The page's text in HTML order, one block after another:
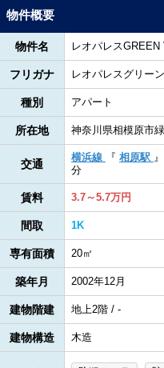
物件概要
物件名 レオパレスGREEN
フリガナ レオパレスグリー
種別 アパート
所在地 神奈川県相模原市
交通
横浜線 『 相原駅 』
分
賃料 3.7～5.7万円
間取 1K
専有面積 20㎡
築年月 2002年12月
建物階建 地上2階 / -
建物構造 木造